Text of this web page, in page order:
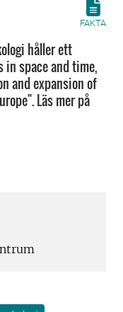
FAKTA
håller ett
in space and time,
and expansion of
Läs mer på